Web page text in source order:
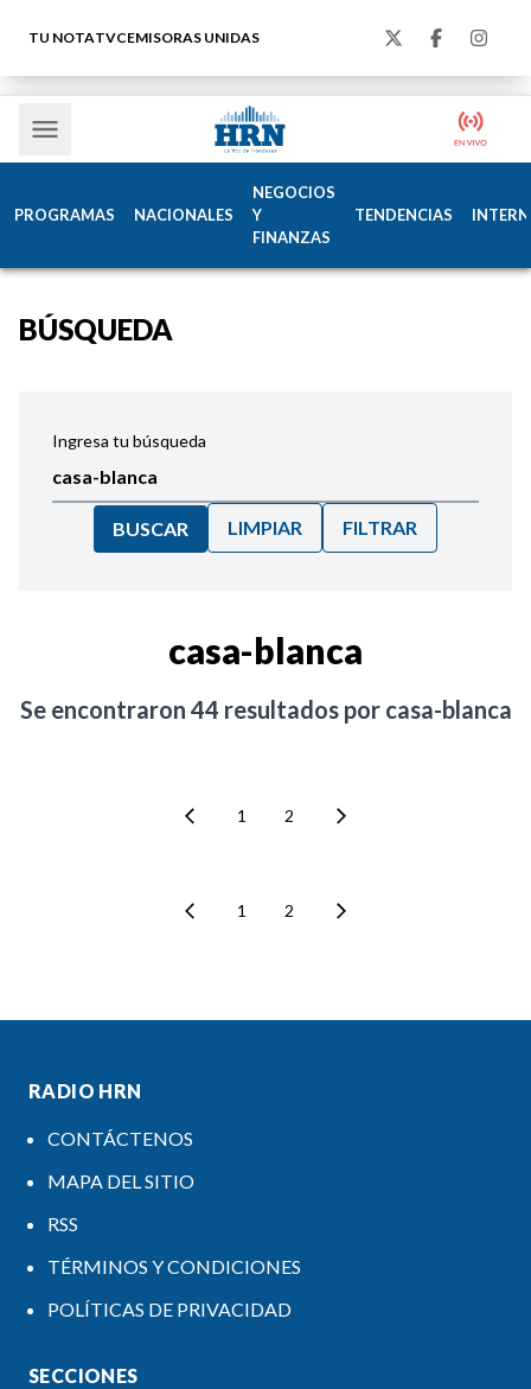
TU NOTATVCEMISORAS UNIDAS
PROGRAMAS NACIONALES
NEGOCIOS
Y
FINANZAS
TENDENCIAS
BÚSQUEDA
Ingresa tu búsqueda
BUSCAR LIMPIAR FILTRAR
casa-blanca
Se encontraron 44 resultados por casa-blanca
1 2
1 2
RADIO HRN
CONTÁCTENOS
MAPA DEL SITIO
RSS
TÉRMINOS Y CONDICIONES
POLÍTICAS DE PRIVACIDAD
SECCIONES